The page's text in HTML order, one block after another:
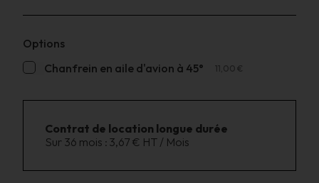
Options
Chanfrein en aile d'avion à 45°
11,00 €
Contrat de location longue durée
Sur 36 mois : 3,67 € HT / Mois